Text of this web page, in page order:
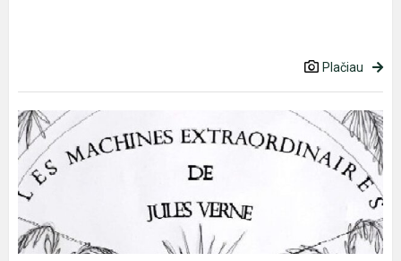
Plačiau
Konferencija
„Ypatingos
Žiulio
Verno
mašinos
ir
kiti